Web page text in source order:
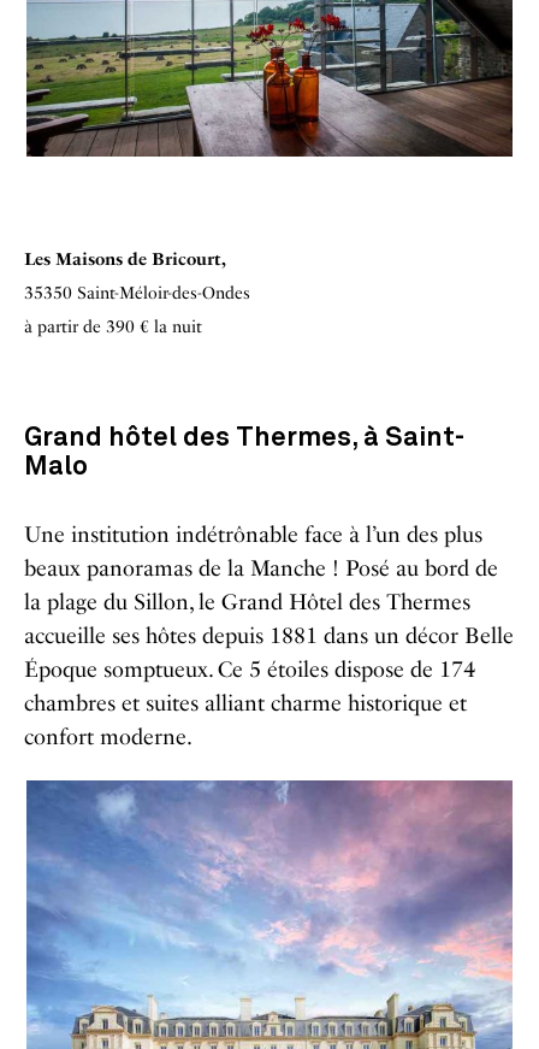
Les Maisons de Bricourt,
35350 Saint-Méloir-des-Ondes
à partir de 390 € la nuit
Grand hôtel des Thermes, à Saint-
Malo
Une institution indétrônable face à l’un des plus
beaux panoramas de la Manche ! Posé au bord de
la plage du Sillon, le Grand Hôtel des Thermes
accueille ses hôtes depuis 1881 dans un décor Belle
Époque somptueux. Ce 5 étoiles dispose de 174
chambres et suites alliant charme historique et
confort moderne.